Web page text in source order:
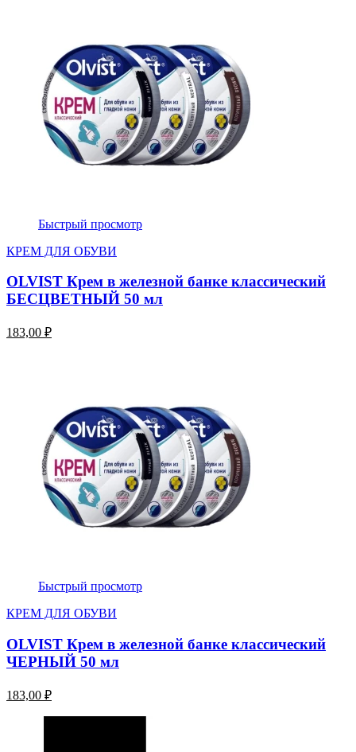
Быстрый просмотр
КРЕМ ДЛЯ ОБУВИ
OLVIST Крем в железной банке классический
БЕСЦВЕТНЫЙ 50 мл
183,00 ₽
Быстрый просмотр
КРЕМ ДЛЯ ОБУВИ
OLVIST Крем в железной банке классический
ЧЕРНЫЙ 50 мл
183,00 ₽